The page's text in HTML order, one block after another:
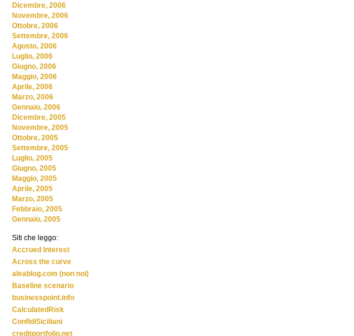
Dicembre, 2006
Novembre, 2006
Ottobre, 2006
Settembre, 2006
Agosto, 2006
Luglio, 2006
Giugno, 2006
Maggio, 2006
Aprile, 2006
Marzo, 2006
Gennaio, 2006
Dicembre, 2005
Novembre, 2005
Ottobre, 2005
Settembre, 2005
Luglio, 2005
Giugno, 2005
Maggio, 2005
Aprile, 2005
Marzo, 2005
Febbraio, 2005
Gennaio, 2005
Siti che leggo:
Accrued Interest
Across the curve
aleablog.com (non noi)
Baseline scenario
businesspoint.info
CalculatedRisk
ConfidiSiciliani
creditportfolio.net